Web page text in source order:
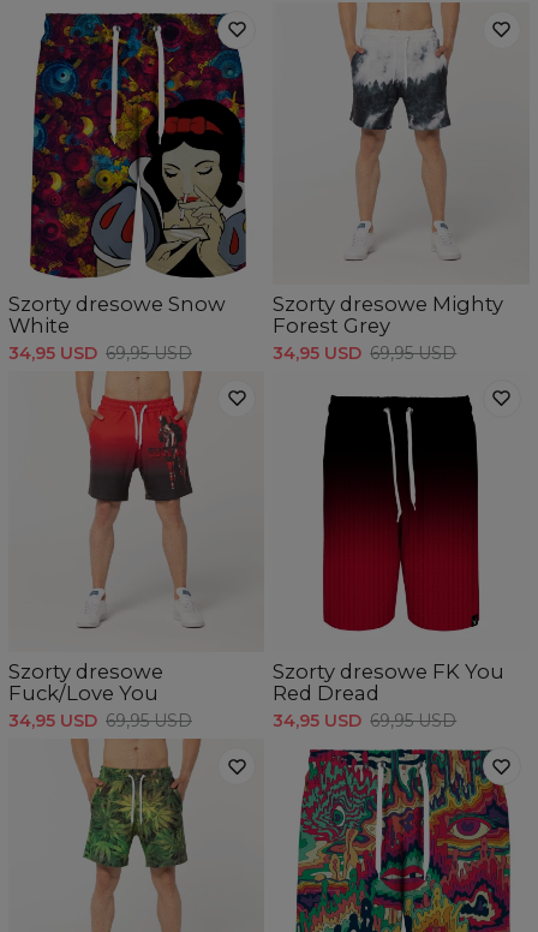
Szorty dresowe Snow
White
34,95 USD 69,95 USD
Szorty dresowe Mighty
Forest Grey
34,95 USD 69,95 USD
Szorty dresowe
Fuck/Love You
34,95 USD 69,95 USD
Szorty dresowe FK You
Red Dread
34,95 USD 69,95 USD